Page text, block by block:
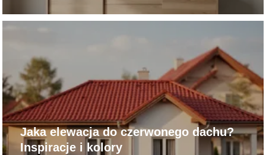
Jaka elewacja do czerwonego dachu?
Inspiracje i kolory